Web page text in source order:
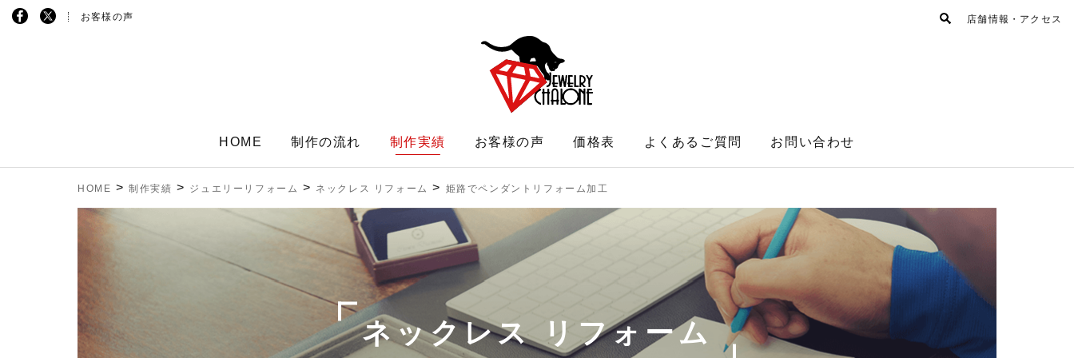
お客様の声 店舗情報・アクセス
HOME 制作の流れ 制作実績 お客様の声 価格表 よくあるご質問 お問い合わせ
HOME >制作実績 > ジュエリーリフォーム > ネックレス リフォーム > 姫路でペンダントリフォーム加工
ネックレス リフォーム